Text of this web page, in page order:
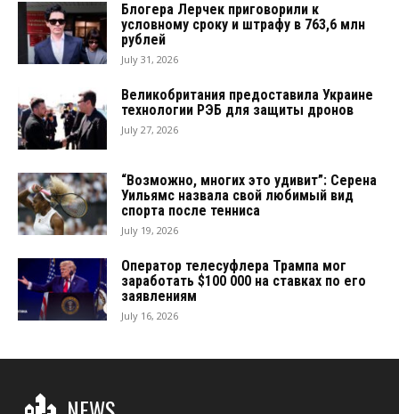
Блогера Лерчек приговорили к
условному сроку и штрафу в 763,6 млн
рублей
July 31, 2026
Великобритания предоставила Украине
технологии РЭБ для защиты дронов
July 27, 2026
“Возможно, многих это удивит”: Серена
Уильямс назвала свой любимый вид
спорта после тенниса
July 19, 2026
Оператор телесуфлера Трампа мог
заработать $100 000 на ставках по его
заявлениям
July 16, 2026